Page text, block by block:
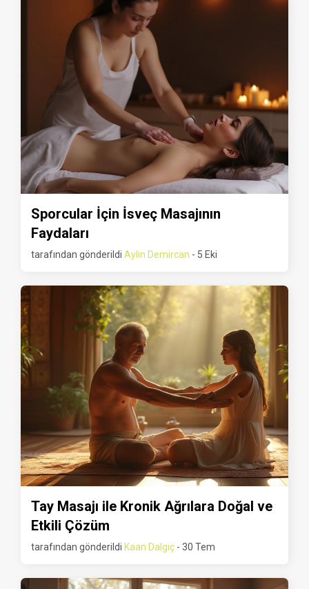
Sporcular İçin İsveç Masajının
Faydaları
tarafından gönderildi Aylin Demircan - 5 Eki
Tay Masajı ile Kronik Ağrılara Doğal ve
Etkili Çözüm
tarafından gönderildi Kaan Dalgıç - 30 Tem